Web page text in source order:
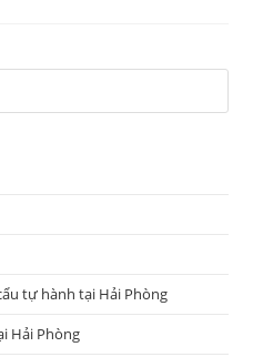
tự hành tại Hải Phòng
Hải Phòng